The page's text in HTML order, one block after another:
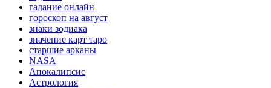
гадание онлайн
гороскоп на август
знаки зодиака
значение карт таро
старшие арканы
NASA
Апокалипсис
Астрология